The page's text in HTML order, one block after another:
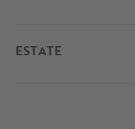
ESTATE